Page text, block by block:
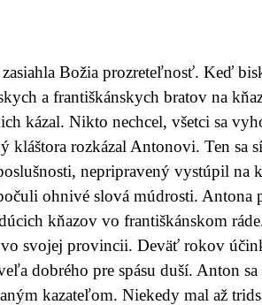
zasiahla Božia prozreteľnosť. Keď
a františkánskych bratov na
kázal. Nikto nechcel, všetci sa
kláštora rozkázal Antonovi. Ten sa
nepripravený vystúpil na
ohnivé slová múdrosti. Antona
kňazov vo františkánskom
vo svojej provincii. Deväť rokov
dobrého pre spásu duší. Anton
kazateľom. Niekedy mal až